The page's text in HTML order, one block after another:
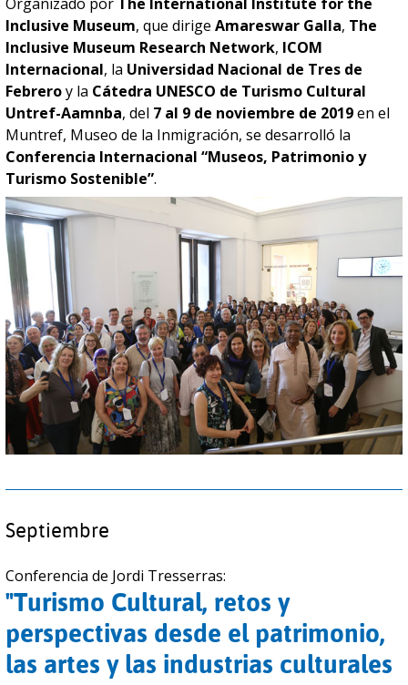
Inclusive Museum, que dirige Amareswar Galla, The
Inclusive Museum Research Network, ICOM
Internacional, la Universidad Nacional de Tres de
Febreroy la Cátedra UNESCO de Turismo Cultural
Untref-Aamnba, del 7 al 9 de noviembre de 2019en el
Muntref, Museo de la Inmigración, se desarrolló la
Conferencia Internacional “Museos, Patrimonio y
Turismo Sostenible”.
Septiembre
Conferencia de Jordi Tresserras:
"Turismo Cultural, retos y
perspectivas desde el patrimonio,
las artes y las industrias culturales